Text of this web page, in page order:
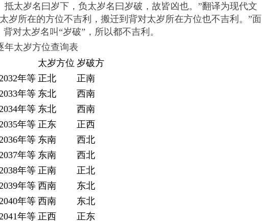
抵太岁名曰岁下，负太岁名曰岁破，故皆凶也。”翻译为现代文
岁所在的方位不吉利，搬迁到背对太岁所在方位也不吉利。”面
对太岁名叫“岁破”，所以都不吉利。
年太岁方位查询表
太岁方位 岁破方
年等 正北
正南
年等 东北
西南
年等 东北
西南
年等 正东
正西
年等 东南
西北
年等 东南
西北
年等 正南
正北
年等 西南
东北
年等 西南
东北
年等 正西
正东